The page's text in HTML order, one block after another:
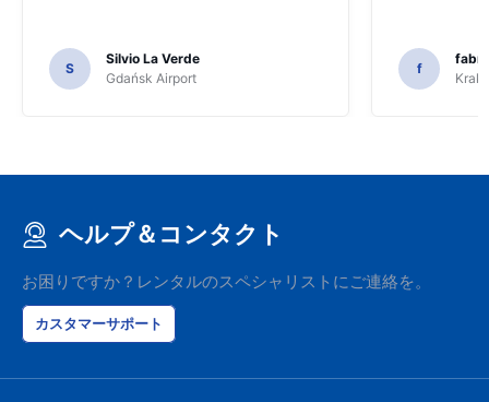
S
Silvio La Verde
Gdańsk Airport
f
ヘルプ＆コンタクト
お困りですか？レンタルのスペシャリストにご連絡を。
カスタマーサポート